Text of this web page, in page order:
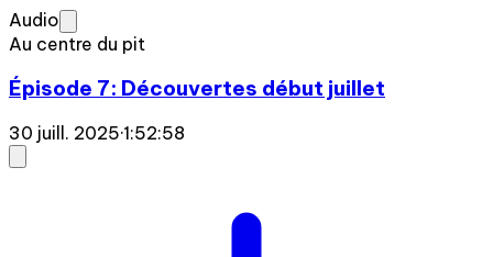
Audio
Au centre du pit
Épisode 7: Découvertes début juillet
30 juill. 2025·1:52:58